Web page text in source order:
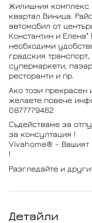
Жилищния комплекс
квартал Виница.
автомобил от
Константин и
необходими
градския
супермаркети,
ресторанти и пр.
Ако този прекрасен
желаете повече
0877779462
Съдействаме за
за консултация !
Vivahome® - Вашият
!
Разгледайте и
Детайли